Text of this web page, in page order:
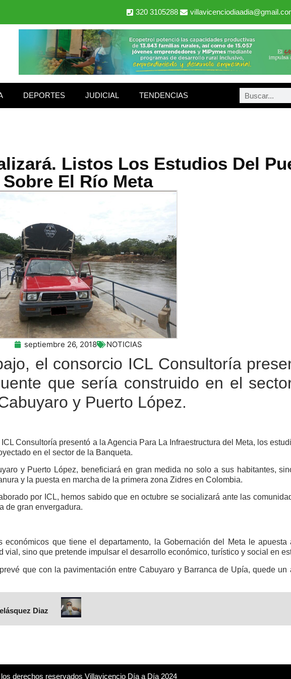
320 3105288
DEPORTES JUDICIAL TENDENCIAS
Listos Los Estudios Del
Sobre El Río Meta
septiembre 26, 2018 NOTICIAS
el consorcio ICL Consultoría
que sería construido en el
y Puerto López.
Consultoría presentó a la Agencia Para La Infraestructura del Meta, los
en el sector de la Banqueta.
y Puerto López, beneficiará en gran medida no solo a sus habitantes,
y la puesta en marcha de la primera zona Zidres en Colombia.
por ICL, hemos sabido que en octubre se socializará ante las
de gran envergadura.
económicos que tiene el departamento, la Gobernación del Meta le apuesta
sino que pretende impulsar el desarrollo económico, turístico y social en
que con la pavimentación entre Cabuyaro y Barranca de Upía, quede un
Diaz
los derechos reservados Villavicencio Día a Día 2024